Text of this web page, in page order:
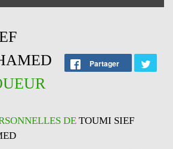
Partager
DE TOUMI SIEF